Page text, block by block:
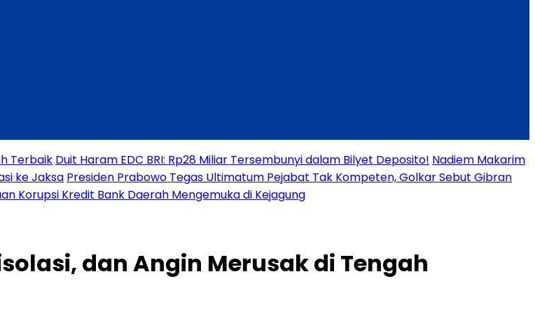
Terbaik Duit Haram EDC BRI: Rp28 Miliar Tersembunyi dalam Bilyet Deposito! Nadiem Makarim
ke Jaksa Presiden Prabowo Tegas Ultimatum Pejabat Tak Kompeten, Golkar Sebut Gibran
Korupsi Kredit Bank Daerah Mengemuka di Kejagung
dan Angin Merusak di Tengah